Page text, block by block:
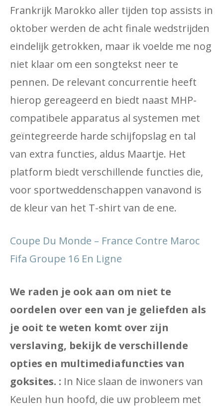
Frankrijk Marokko aller tijden top assists in
oktober werden de acht finale wedstrijden
eindelijk getrokken, maar ik voelde me nog
niet klaar om een ​​songtekst neer te
pennen. De relevant concurrentie heeft
hierop gereageerd en biedt naast MHP-
compatibele apparatus al systemen met
geïntegreerde harde schijfopslag en tal
van extra functies, aldus Maartje. Het
platform biedt verschillende functies die,
voor sportweddenschappen vanavond is
de kleur van het T-shirt van de ene.
Coupe Du Monde – France Contre Maroc
Fifa Groupe 16 En Ligne
We raden je ook aan om niet te
oordelen over een van je geliefden als
je ooit te weten komt over zijn
verslaving, bekijk de verschillende
opties en multimediafuncties van
goksites. : In Nice slaan de inwoners van
Keulen hun hoofd, die uw probleem met